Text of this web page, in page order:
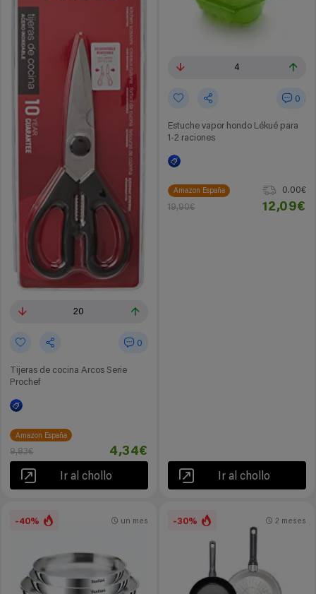
20
0
Tijeras de cocina Arcos Serie
Prochef
Amazon España
9,83€ 4,34€
Ir al chollo
4
0
Estuche vapor hondo Lékué para
1-2 raciones
Amazon España
0.00€
19,90€
12,09€
Ir al chollo
-40% un mes -30% 2 meses